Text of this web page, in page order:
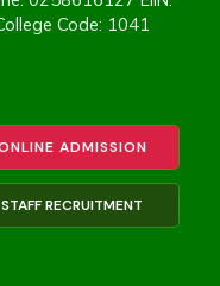
Code: 1041
STAFF RECRUITMENT
ADMISSION